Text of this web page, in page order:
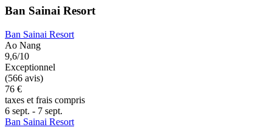
Ban Sainai Resort
Ban Sainai Resort
Ao Nang
9,6/10
Exceptionnel
(566 avis)
76 €
taxes et frais compris
6 sept. - 7 sept.
Ban Sainai Resort